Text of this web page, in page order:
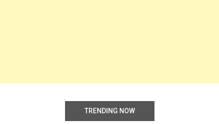
TRENDING NOW